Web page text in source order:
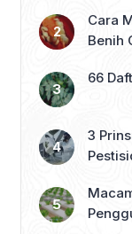
Cara
Benih
66
3